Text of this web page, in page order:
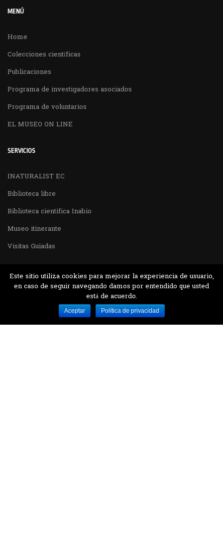
MENÚ
Home
Colecciones científicas
Publicaciones
Programa de investigadores asociados
Programa de voluntarios
EL MUSEO ON LINE
SERVICIOS
INATURALIST EC
Biblioteca libre
Biblioteca cientifica Inabio
Museo itinerante
Visitas Guiadas
Desarrollado por MJTEC.
Este sitio utiliza cookies para mejorar la experiencia de usuario,
en caso de seguir navegando damos por entendido que usted
está de acuerdo.
Aceptar Política de privacidad